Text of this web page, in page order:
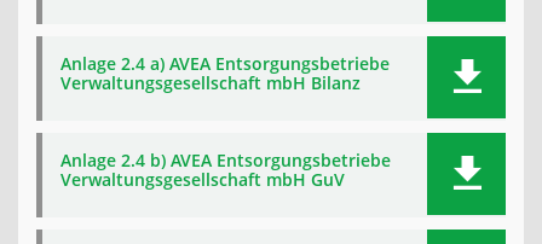
Anlage 2.4 a) AVEA Entsorgungsbetriebe
Verwaltungsgesellschaft mbH Bilanz
Anlage 2.4 b) AVEA Entsorgungsbetriebe
Verwaltungsgesellschaft mbH GuV